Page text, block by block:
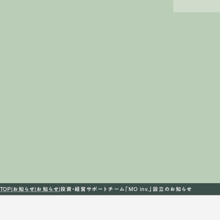
TOP お知らせ お知らせ 投資・経営サポートチーム「MO inv.」設立のお知らせ